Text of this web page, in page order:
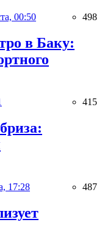
00:50 498
в Баку:
415
17:28 487